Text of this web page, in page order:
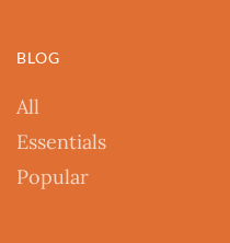
BLOG
All
Essentials
Popular